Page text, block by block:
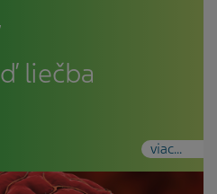
liečba
viac...